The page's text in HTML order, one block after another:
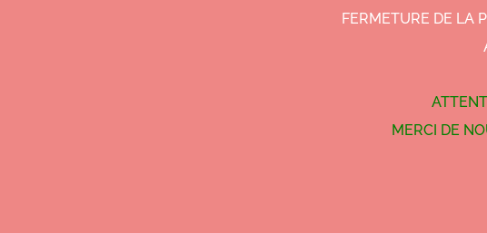
FERMETURE DE LA
MERCI DE